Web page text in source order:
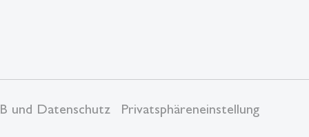
und Datenschutz Privatsphäreneinstellung